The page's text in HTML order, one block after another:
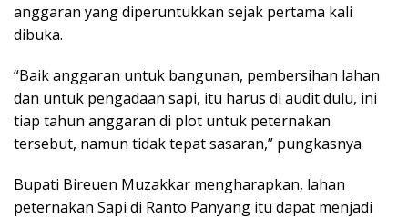
anggaran yang diperuntukkan sejak pertama kali
dibuka.
“Baik anggaran untuk bangunan, pembersihan lahan
dan untuk pengadaan sapi, itu harus di audit dulu, ini
tiap tahun anggaran di plot untuk peternakan
tersebut, namun tidak tepat sasaran,” pungkasnya
Bupati Bireuen Muzakkar mengharapkan, lahan
peternakan Sapi di Ranto Panyang itu dapat menjadi